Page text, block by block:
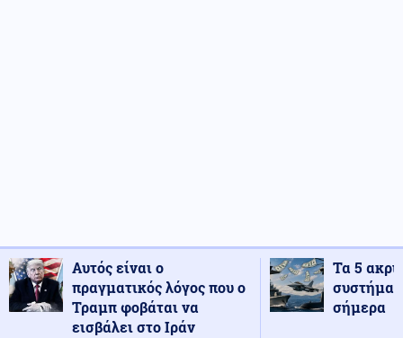
Αυτός είναι ο
πραγματικός λόγος που ο
Τραμπ φοβάται να
εισβάλει στο Ιράν
Τα 5
σήμερα